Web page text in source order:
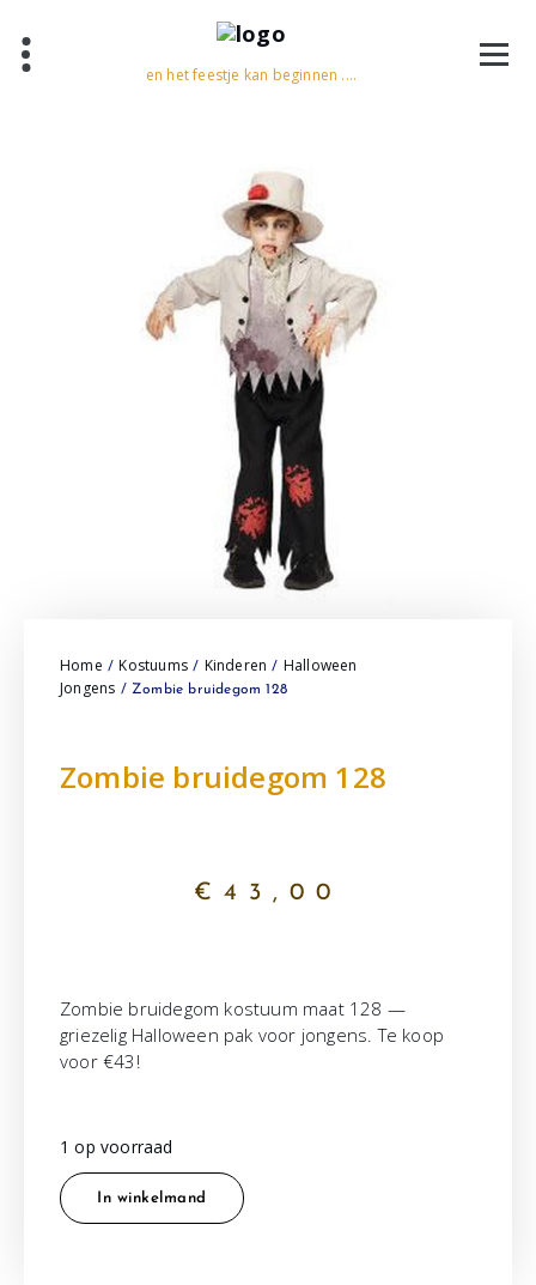
en het feestje kan beginnen ....
Home / Kostuums / Kinderen / Halloween
Jongens / Zombie bruidegom 128
Zombie bruidegom 128
€ 43,00
Zombie bruidegom kostuum maat 128 —
griezelig Halloween pak voor jongens. Te koop
voor €43!
1 op voorraad
In winkelmand